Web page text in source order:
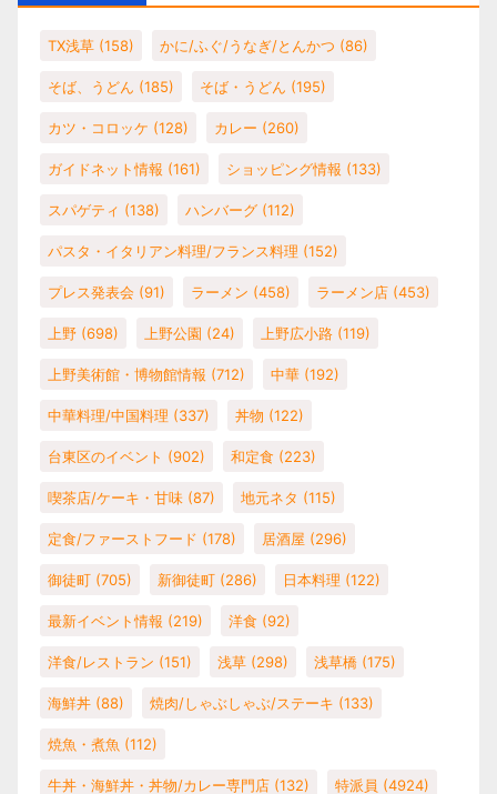
TX浅草 (158) かに/ふぐ/うなぎ/とんかつ (86)
そば、うどん (185) そば・うどん (195)
カツ・コロッケ (128) カレー (260)
ガイドネット情報 (161) ショッピング情報 (133)
スパゲティ (138) ハンバーグ (112)
パスタ・イタリアン料理/フランス料理 (152)
プレス発表会 (91) ラーメン (458) ラーメン店 (453)
上野 (698) 上野公園 (24) 上野広小路 (119)
上野美術館・博物館情報 (712) 中華 (192)
中華料理/中国料理 (337) 丼物 (122)
台東区のイベント (902) 和定食 (223)
喫茶店/ケーキ・甘味 (87) 地元ネタ (115)
定食/ファーストフード (178) 居酒屋 (296)
御徒町 (705) 新御徒町 (286) 日本料理 (122)
最新イベント情報 (219) 洋食 (92)
洋食/レストラン (151) 浅草 (298) 浅草橋 (175)
海鮮丼 (88) 焼肉/しゃぶしゃぶ/ステーキ (133)
焼魚・煮魚 (112)
牛丼・海鮮丼・丼物/カレー専門店 (132) 特派員 (4924)